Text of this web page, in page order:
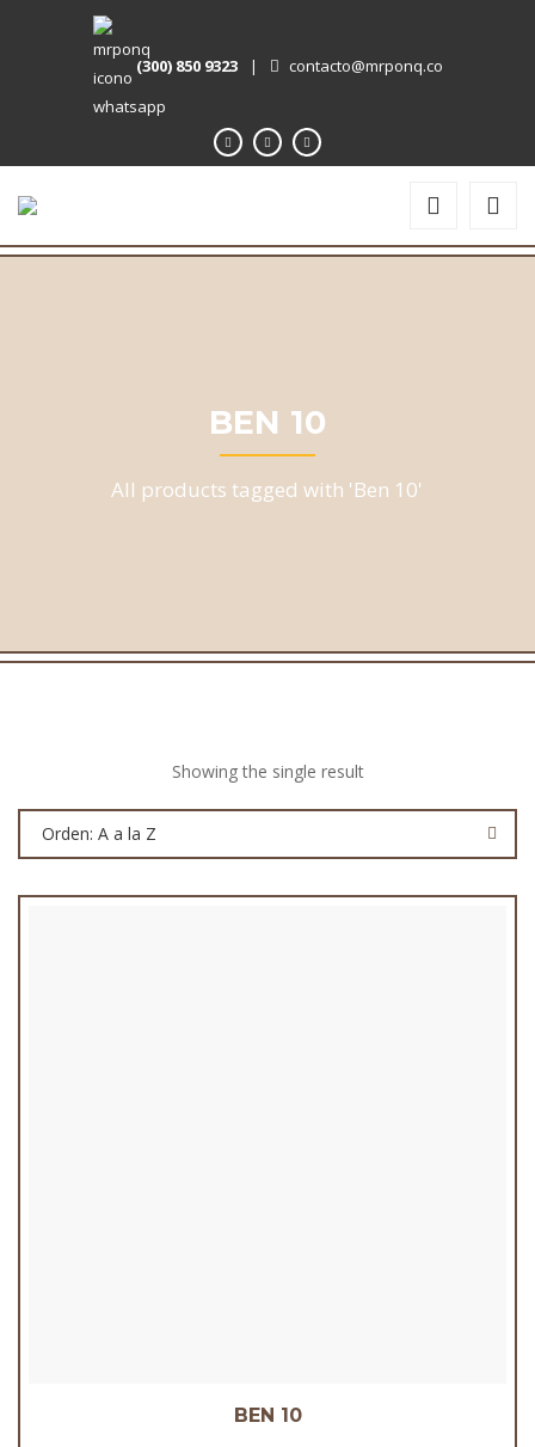
(300) 850 9323 | contacto@mrponq.co
BEN 10
All products tagged with 'Ben 10'
Showing the single result
Orden: A a la Z
BEN 10